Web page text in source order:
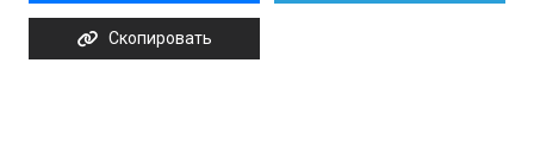
Скопировать